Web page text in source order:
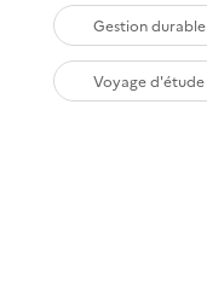
Gestion durable
Voyage d'étude